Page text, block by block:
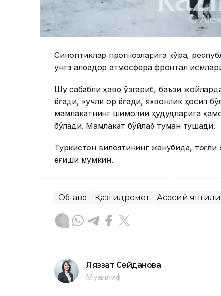
Синоптиклар прогнозларига кўра,
унга алоқадор атмосфера фронтал
Шу сабабли ҳаво ўзгариб, баъзи
ёғади, кучли қор ёғади, яхвонлик ҳосил
мамлакатнинг шимолий ҳудудларига
бўлади. Мамлакат бўйлаб туман тушади.
Туркистон вилоятининг жанубида, тоғли
ёғиши мумкин.
Об-ҳаво Қазгидромет Асосий
Ляззат Сейданова
Муаллиф